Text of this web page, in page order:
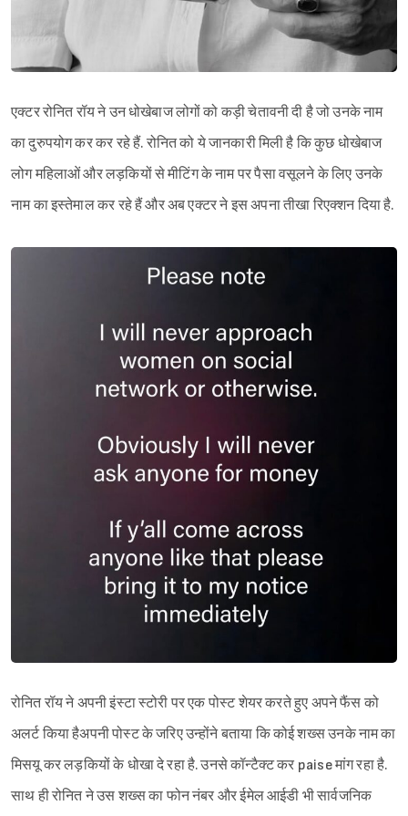
एक्टर रोनित रॉय ने उन धोखेबाज लोगों को कड़ी चेतावनी दी है जो उनके नाम
का दुरुपयोग कर कर रहे हैं. रोनित को ये जानकारी मिली है कि कुछ धोखेबाज
लोग महिलाओं और लड़कियों से मीटिंग के नाम पर पैसा वसूलने के लिए उनके
नाम का इस्तेमाल कर रहे हैं और अब एक्टर ने इस अपना तीखा रिएक्शन दिया है.
रोनित रॉय ने अपनी इंस्टा स्टोरी पर एक पोस्ट शेयर करते हुए अपने फैंस को
अलर्ट किया हैअपनी पोस्ट के जरिए उन्होंने बताया कि कोई शख्स उनके नाम का
मिसयू कर लड़कियों के धोखा दे रहा है. उनसे कॉन्टैक्ट कर paise मांग रहा है.
साथ ही रोनित ने उस शख्स का फोन नंबर और ईमेल आईडी भी सार्वजनिक